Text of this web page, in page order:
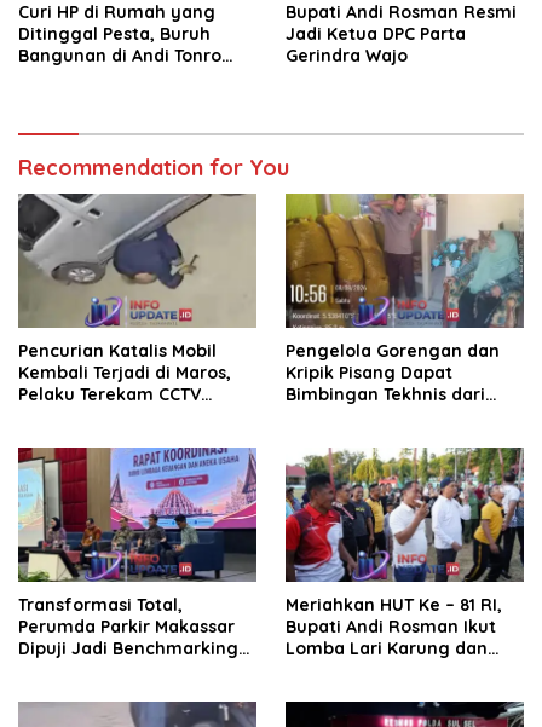
Curi HP di Rumah yang
Ditinggal Pesta, Buruh
Bangunan di Andi Tonro
Bupati Andi Rosman Resmi
Jadi Ketua DPC Parta
Gerindra Wajo
Recommendation for You
Pencurian Katalis Mobil
Kembali Terjadi di Maros,
Pelaku Terekam CCTV
Pengelola Gorengan dan
Kripik Pisang Dapat
Bimbingan Tekhnis dari
Transformasi Total,
Perumda Parkir Makassar
Dipuji Jadi Benchmarking
Meriahkan HUT Ke – 81 RI,
Bupati Andi Rosman Ikut
Lomba Lari Karung dan